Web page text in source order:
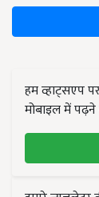
हम व्हाट्सएप
मोबाइल में